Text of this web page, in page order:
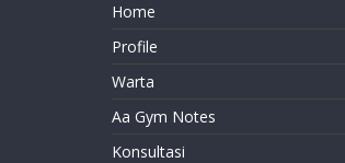
Home
Profile
Warta
Aa Gym Notes
Konsultasi